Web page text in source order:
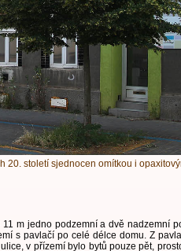
století sjednocen omítkou i
m jedno podzemní a dvě nadzemní
s pavlačí po celé délce domu. Z
v přízemí bylo bytů pouze pět,